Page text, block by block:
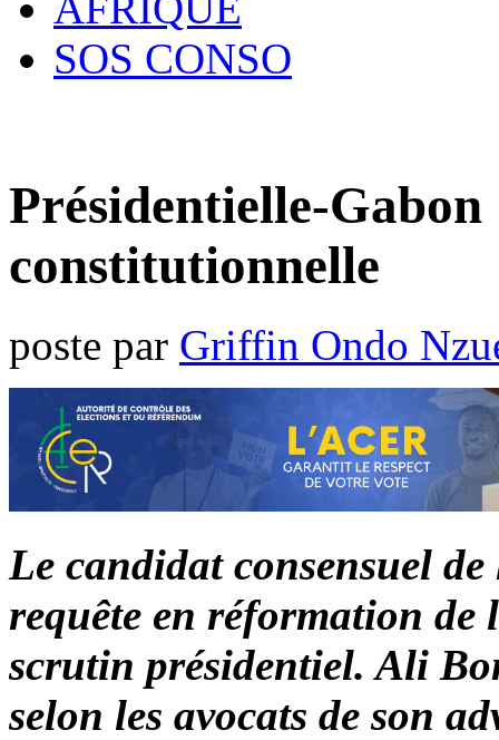
SOS CONSO
Présidentielle-
constitutionnelle
poste par Griffin Ondo
Le candidat consensuel
requête en réformation de
scrutin présidentiel. Ali
selon les avocats de son